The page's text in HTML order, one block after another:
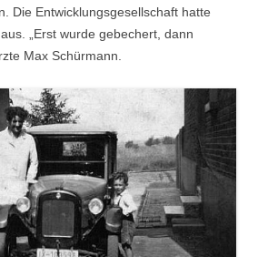
Die Entwicklungsgesellschaft hatte
„Erst wurde gebechert, dann
Max Schürmann.